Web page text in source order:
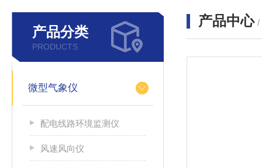
产品分类
PRODUCTS
微型气象仪
配电线路环境监测仪
风速风向仪
产品中心 /